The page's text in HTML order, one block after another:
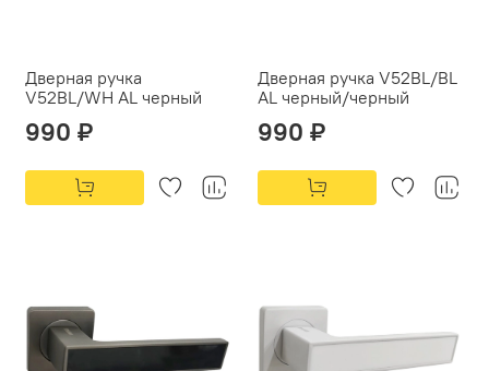
Дверная ручка
V52BL/WH AL черный
990 ₽
Дверная ручка V52BL/BL
AL черный/черный
990 ₽